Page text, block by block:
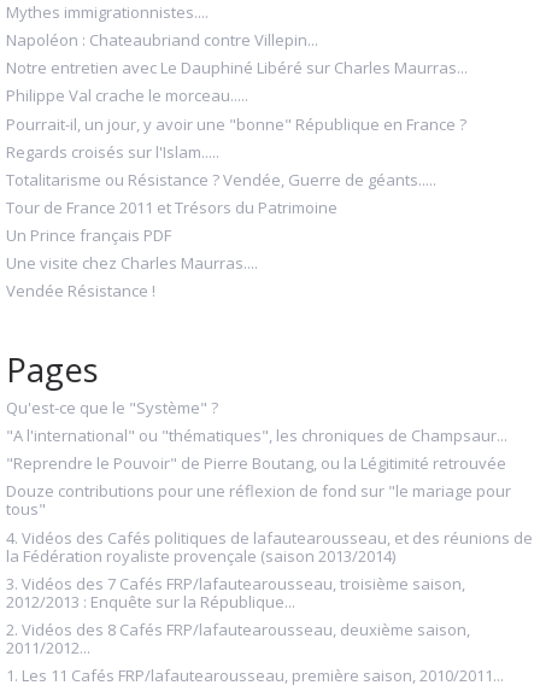
Mythes immigrationnistes....
Napoléon : Chateaubriand contre Villepin...
Notre entretien avec Le Dauphiné Libéré sur Charles Maurras...
Philippe Val crache le morceau.....
Pourrait-il, un jour, y avoir une "bonne" République en France ?
Regards croisés sur l'Islam.....
Totalitarisme ou Résistance ? Vendée, Guerre de géants.....
Tour de France 2011 et Trésors du Patrimoine
Un Prince français PDF
Une visite chez Charles Maurras....
Vendée Résistance !
Pages
Qu'est-ce que le "Système" ?
"A l'international" ou "thématiques", les chroniques de Champsaur...
"Reprendre le Pouvoir" de Pierre Boutang, ou la Légitimité retrouvée
Douze contributions pour une réflexion de fond sur "le mariage pour
tous"
4. Vidéos des Cafés politiques de lafautearousseau, et des réunions de
la Fédération royaliste provençale (saison 2013/2014)
3. Vidéos des 7 Cafés FRP/lafautearousseau, troisième saison,
2012/2013 : Enquête sur la République...
2. Vidéos des 8 Cafés FRP/lafautearousseau, deuxième saison,
2011/2012...
1. Les 11 Cafés FRP/lafautearousseau, première saison, 2010/2011...